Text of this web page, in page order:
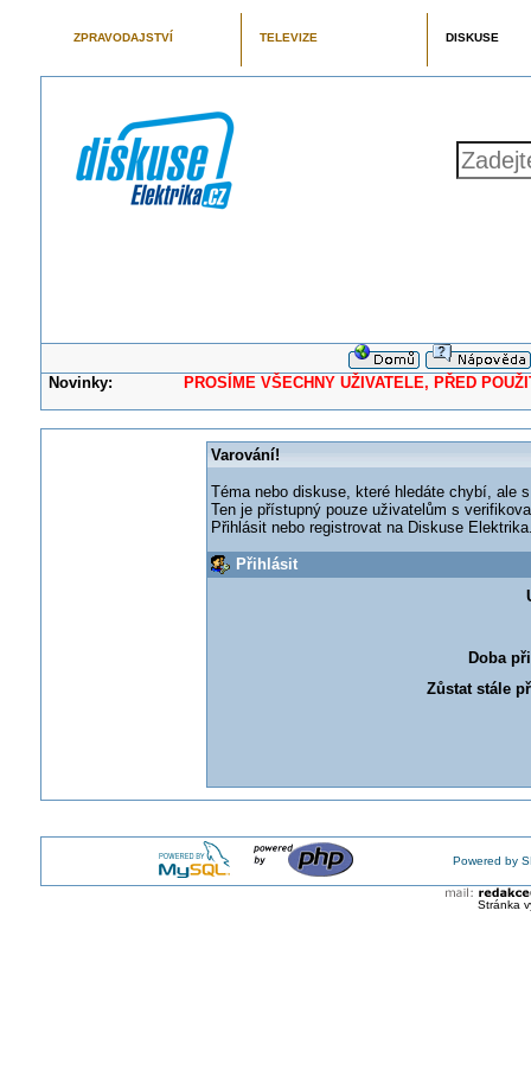
ZPRAVODAJSTVÍ TELEVIZE DISKUSE
Novinky: PROSÍME VŠECHNY UŽIVATELE, PŘED
Varování!
Téma nebo diskuse, které hledáte chybí, ale
Ten je přístupný pouze uživatelům s
Přihlásit nebo registrovat na Diskuse
Přihlásit
Doba
Zůstat stále
Powered by
Stránka